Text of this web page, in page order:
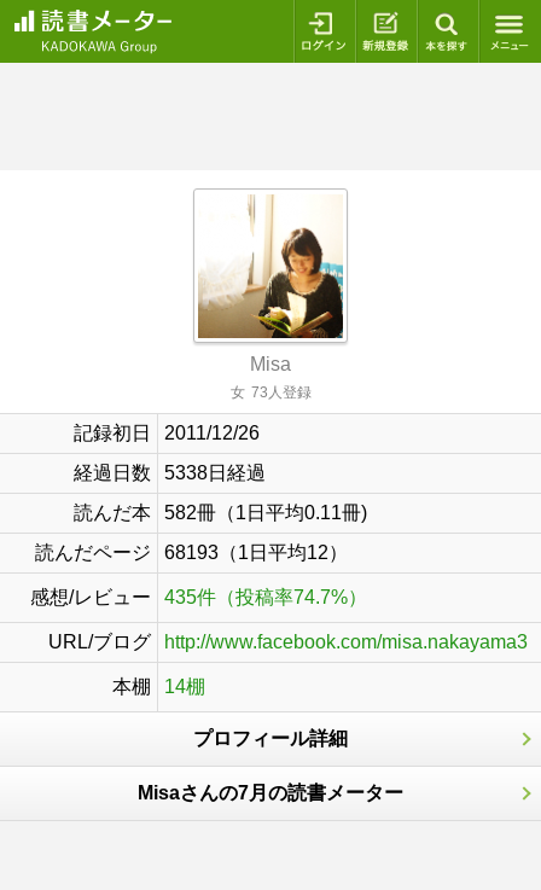
ログイン 新規登録
Misa
女 73人登録
記録初日
2011/12/26
経過日数
5338日経過
読んだ本
582冊（1日平均0.11冊)
読んだページ
68193（1日平均12）
感想/レビュー 435件（投稿率74.7%）
URL/ブログ http://www.facebook.com/misa.nakayama3
本棚 14棚
プロフィール詳細
Misaさんの7月の読書メーター